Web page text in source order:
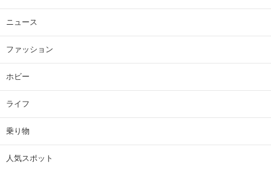
ニュース
ファッション
ホビー
ライフ
乗り物
人気スポット